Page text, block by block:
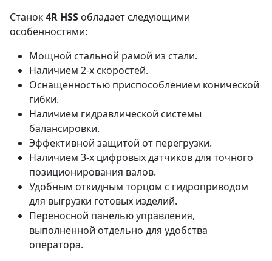
Станок4R HSS обладает следующими
особенностями:
Мощной стальной рамой из стали.
Наличием 2-х скоростей.
Оснащенностью приспособлением конической
гибки.
Наличием гидравлической системы
балансировки.
Эффективной защитой от перегрузки.
Наличием 3-х цифровых датчиков для точного
позиционирования валов.
Удобным откидным торцом с гидроприводом
для выгрузки готовых изделий.
Переносной панелью управления,
выполненной отдельно для удобства
оператора.